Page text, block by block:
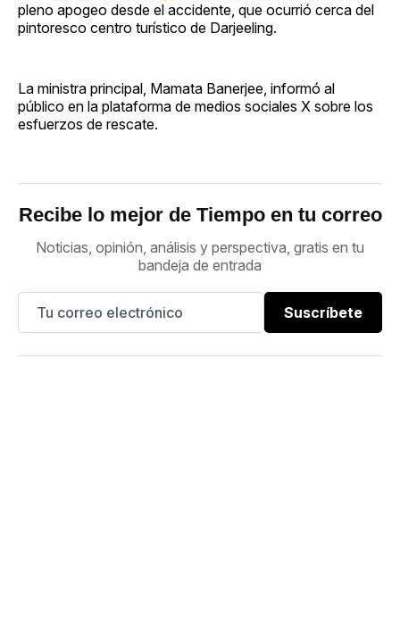
pleno apogeo desde el accidente, que ocurrió cerca del
pintoresco centro turístico de Darjeeling.
La ministra principal, Mamata Banerjee, informó al
público en la plataforma de medios sociales X sobre los
esfuerzos de rescate.
Recibe lo mejor de Tiempo en tu correo
Noticias, opinión, análisis y perspectiva, gratis en tu
bandeja de entrada
Suscríbete